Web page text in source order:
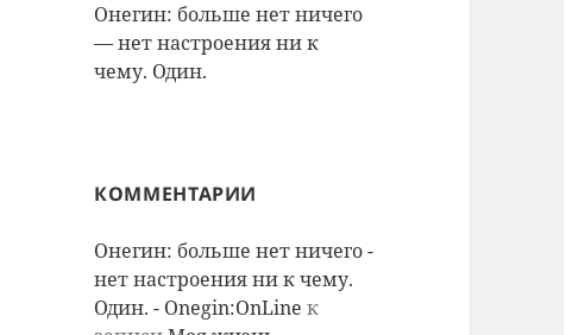
Онегин: больше нет ничего
— нет настроения ни к
чему. Один.
КОММЕНТАРИИ
Онегин: больше нет ничего -
нет настроения ни к чему.
Один. - Onegin:OnLine к